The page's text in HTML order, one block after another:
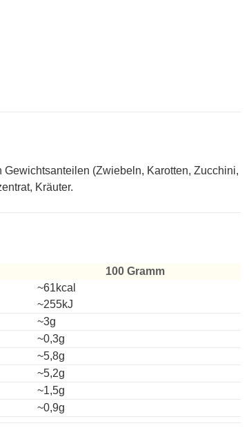
(Zwiebeln, Karotten, Zucchini,
Kräuter.
100 Gramm
~61kcal
~255kJ
~3g
~0,3g
~5,8g
~5,2g
~1,5g
~0,9g